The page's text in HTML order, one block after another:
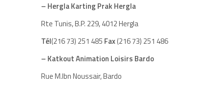
– Hergla Karting Prak Hergla
Rte Tunis, B.P. 229, 4012 Hergla
Tél(216 73) 251 485 Fax(216 73) 251 486
– Katkout Animation Loisirs Bardo
Rue M.Ibn Noussair, Bardo